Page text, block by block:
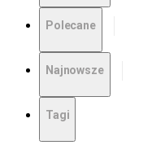
Polecane
Najnowsze
Tagi